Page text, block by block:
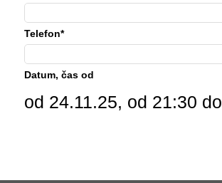
Telefon*
Datum, čas od
od 24.11.25, od 21:30 do